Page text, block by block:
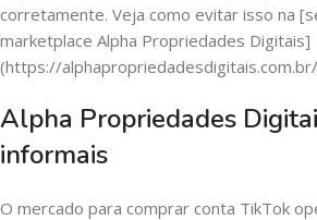
corretamente. Veja como evitar isso na
marketplace Alpha Propriedades Digitais]
(https://
Alpha Propriedades
informais
O mercado para comprar conta TikTok